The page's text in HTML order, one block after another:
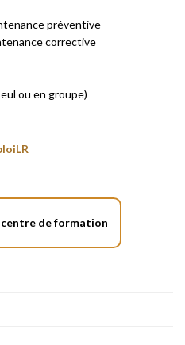
préventive
corrective
ou en groupe)
de formation